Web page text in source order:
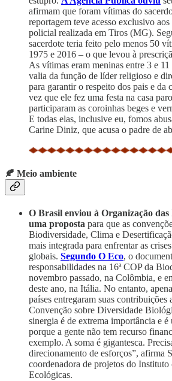
afirmam que foram vítimas do
reportagem teve acesso exclusivo
policial realizada em Tiros (MG).
sacerdote teria feito pelo menos 50
1975 e 2016 – o que levou à
As vítimas eram meninas entre 3 e
valia da função de líder religioso e
para garantir o respeito dos pais e da
vez que ele fez uma festa na casa
participaram as coroinhas beges e
E todas elas, inclusive eu, fomos
Carine Diniz, que acusa o padre de
🍂 Meio ambiente
O Brasil enviou à Organização
uma proposta para que as
Biodiversidade, Clima e
mais integrada para enfrentar as
globais. Segundo O Eco, o
responsabilidades na 16ª COP da
novembro passado, na Colômbia, e
deste ano, na Itália. No entanto,
países entregaram suas contribuições
Convenção sobre Diversidade
sinergia é de extrema importância e é
porque a gente não tem recurso
exemplo. A soma é gigantesca.
direcionamento de esforços”, afirma
coordenadora de projetos do Instituto
Ecológicas.